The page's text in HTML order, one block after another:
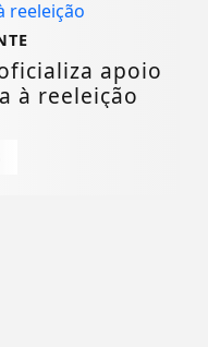
apoio
à reeleição